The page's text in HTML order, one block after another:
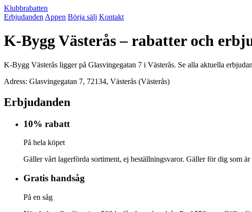
Klubbrabatten
Erbjudanden Appen Börja sälj Kontakt
K-Bygg Västerås – rabatter och
K-Bygg Västerås ligger på Glasvingegatan 7 i Västerås. Se alla aktuella
Adress: Glasvingegatan 7, 72134, Västerås (Västerås)
Erbjudanden
10% rabatt
På hela köpet
Gäller vårt lagerförda sortiment, ej beställningsvaror. Gäller för dig som
Gratis handsåg
På en såg